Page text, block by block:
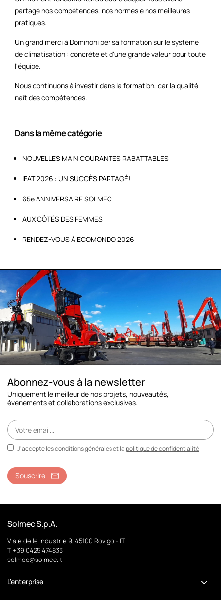
partagé nos compétences, nos normes e nos meilleures
pratiques.
Un grand merci à Dominoni per sa formation sur le système
de climatisation : concrète et d'une grande valeur pour toute
l'équipe.
Nous continuons à investir dans la formation, car la qualité
naît des compétences.
Dans la même catégorie
NOUVELLES MAIN COURANTES RABATTABLES
IFAT 2026 : UN SUCCÈS PARTAGÉ!
65e ANNIVERSAIRE SOLMEC
AUX CÔTÉS DES FEMMES
RENDEZ-VOUS À ECOMONDO 2026
Abonnez-vous à la newsletter
Uniquement le meilleur de nos projets, nouveautés,
événements et collaborations exclusives.
J'accepte les conditions générales et lapolitique de confidentialité
Souscrire
Solmec S.p.A.
Viale delle Industrie 9, 45100 Rovigo - IT
T +39 0425 474833
solmec@solmec.it
L'enterprise